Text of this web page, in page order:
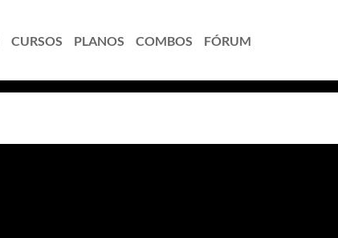
CURSOS PLANOS COMBOS FÓRUM